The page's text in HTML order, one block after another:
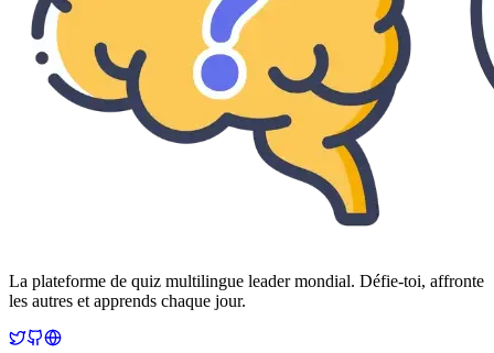
La plateforme de quiz multilingue leader mondial. Défie-toi, affronte
les autres et apprends chaque jour.